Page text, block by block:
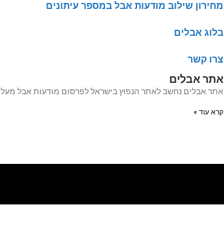
מחירון שילוב מודעות אבל במספר עיתונים
בלוג אבלים
צרו קשר
אתר אבלים
אתר אבלים נחשב לאתר הנפוץ בישראל לפרסום מודעות אבל מעל 20 שנה האתר עבר לאחרונה שדרוג מערכות על מנת שכל
קרא עוד »